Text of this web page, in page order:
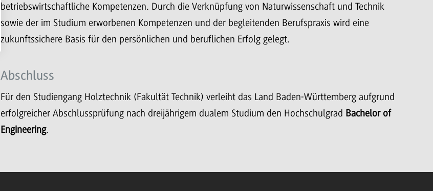
betriebswirtschaftliche Kompetenzen. Durch die Verknüpfung von Naturwissenschaft und Technik
sowie der im Studium erworbenen Kompetenzen und der begleitenden Berufspraxis wird eine
zukunftssichere Basis für den persönlichen und beruflichen Erfolg gelegt.
Abschluss
Für den Studiengang Holztechnik (Fakultät Technik) verleiht das Land Baden-Württemberg aufgrund
erfolgreicher Abschlussprüfung nach dreijährigem dualem Studium den Hochschulgrad Bachelor of
Engineering.